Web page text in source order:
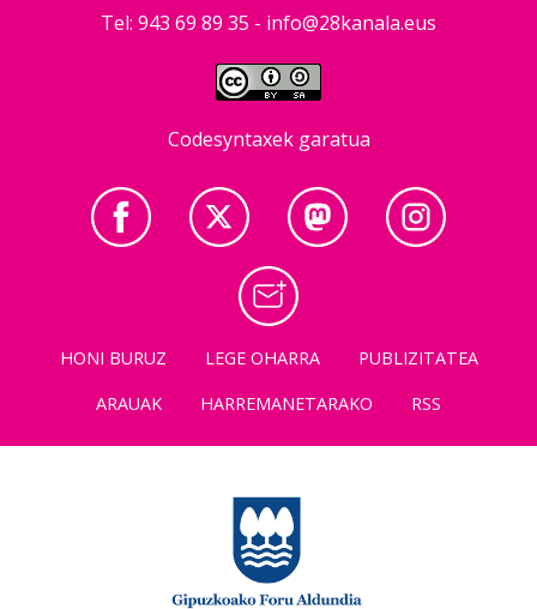
Tel: 943 69 89 35 - info@28kanala.eus
Codesyntaxek garatua
HONI BURUZ LEGE OHARRA
PUBLIZITATEA
ARAUAK
HARREMANETARAKO RSS